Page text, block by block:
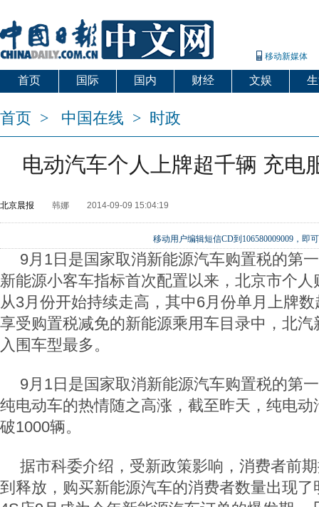
移动新媒体
首页 国际 国内 财经 文娱
首页 > 中国在线 > 时政
电动汽车个人上牌超千辆 充电
北京晨报 韩娜 2014-09-09 15:04:19
移动用户编辑短信CD到106580009009，即
9月1日是国家取消新能源汽车购置税的第
新能源小客车指标首次配置以来，北京市个
从3月份开始持续走高，其中6月份单月上牌
享受购置税减免的新能源乘用车目录中，北
入围车型最多。
9月1日是国家取消新能源汽车购置税的第
纯电动车的热情随之高涨，截至昨天，纯电
破1000辆。
据市科委介绍，受新政策影响，消费者前
到释放，购买新能源汽车的消费者数量出现